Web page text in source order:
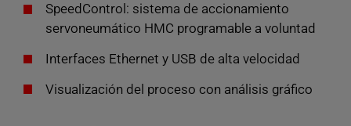
SpeedControl: sistema de accionamiento
servoneumático HMC programable a voluntad
Interfaces Ethernet y USB de alta velocidad
Visualización del proceso con análisis gráfico